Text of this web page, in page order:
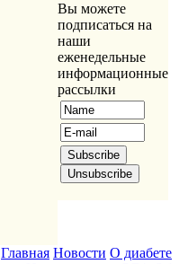
Вы можете
подписаться на
наши
еженедельные
информационные
рассылки
Главная Новости О диабете